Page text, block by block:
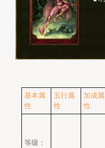
基本属
性
五行属
性
加成属
性
等级：